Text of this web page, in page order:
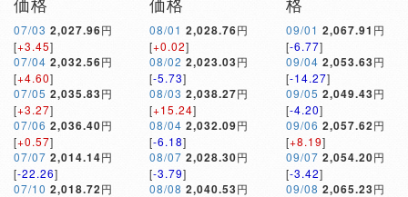
07/03 2,027.96円
[+3.45]
07/04 2,032.56円
[+4.60]
07/05 2,035.83円
[+3.27]
07/06 2,036.40円
[+0.57]
07/07 2,014.14円
[-22.26]
07/10 2,018.72円
08/01 2,028.76円
[+0.02]
08/02 2,023.03円
[-5.73]
08/03 2,038.27円
[+15.24]
08/04 2,032.09円
[-6.18]
08/07 2,028.30円
[-3.79]
08/08 2,040.53円
09/01 2,067.91 円
[-6.77]
09/04 2,053.63円
[-14.27]
09/05 2,049.43円
[-4.20]
09/06 2,057.62円
[+8.19]
09/07 2,054.20円
[-3.42]
09/08 2,065.23円